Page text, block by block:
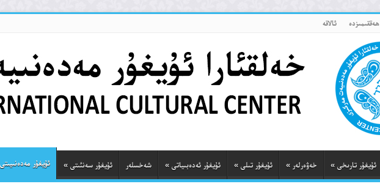
ھەققىمىزدە ئالاقە
ئۇيغۇر تارىخى » خەۋەرلەر » ئۇيغۇر تىلى » ئۇيغۇر ئەدەبىياتى » شەخسلەر ئۇيغۇر سەنئىتى » ئۇيغۇر مەدەنىيىتى